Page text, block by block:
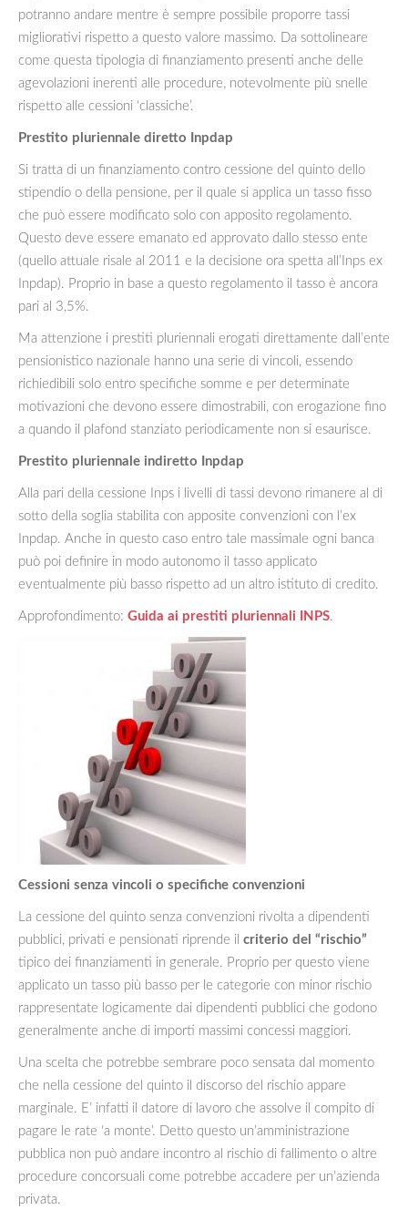
potranno andare mentre è sempre possibile proporre tassi
migliorativi rispetto a questo valore massimo. Da sottolineare
come questa tipologia di finanziamento presenti anche delle
agevolazioni inerenti alle procedure, notevolmente più snelle
rispetto alle cessioni ‘classiche’.
Prestito pluriennale diretto Inpdap
Si tratta di un finanziamento contro cessione del quinto dello
stipendio o della pensione, per il quale si applica un tasso fisso
che può essere modificato solo con apposito regolamento.
Questo deve essere emanato ed approvato dallo stesso ente
(quello attuale risale al 2011 e la decisione ora spetta all’Inps ex
Inpdap). Proprio in base a questo regolamento il tasso è ancora
pari al 3,5%.
Ma attenzione i prestiti pluriennali erogati direttamente dall’ente
pensionistico nazionale hanno una serie di vincoli, essendo
richiedibili solo entro specifiche somme e per determinate
motivazioni che devono essere dimostrabili, con erogazione fino
a quando il plafond stanziato periodicamente non si esaurisce.
Prestito pluriennale indiretto Inpdap
Alla pari della cessione Inps i livelli di tassi devono rimanere al di
sotto della soglia stabilita con apposite convenzioni con l’ex
Inpdap. Anche in questo caso entro tale massimale ogni banca
può poi definire in modo autonomo il tasso applicato
eventualmente più basso rispetto ad un altro istituto di credito.
Approfondimento: Guida ai prestiti pluriennali INPS.
Cessioni senza vincoli o specifiche convenzioni
La cessione del quinto senza convenzioni rivolta a dipendenti
pubblici, privati e pensionati riprende il criterio del “rischio”
tipico dei finanziamenti in generale. Proprio per questo viene
applicato un tasso più basso per le categorie con minor rischio
rappresentate logicamente dai dipendenti pubblici che godono
generalmente anche di importi massimi concessi maggiori.
Una scelta che potrebbe sembrare poco sensata dal momento
che nella cessione del quinto il discorso del rischio appare
marginale. E’ infatti il datore di lavoro che assolve il compito di
pagare le rate ‘a monte’. Detto questo un’amministrazione
pubblica non può andare incontro al rischio di fallimento o altre
procedure concorsuali come potrebbe accadere per un’azienda
privata.